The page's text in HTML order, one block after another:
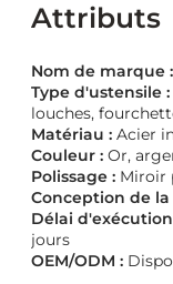
Attributs
Nom de marque :
Type d'ustensile :
louches,
Matériau : Acier
Couleur : Or,
Polissage : Miroir
Conception de
Délai
jours
OEM/ODM :